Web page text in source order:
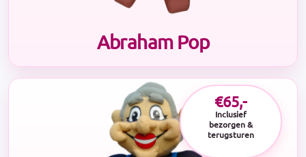
Abraham Pop
€65,-
Inclusief
bezorgen &
terugsturen